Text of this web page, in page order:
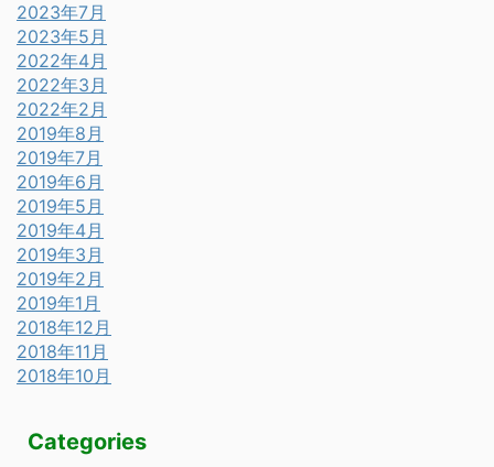
2023年7月
2023年5月
2022年4月
2022年3月
2022年2月
2019年8月
2019年7月
2019年6月
2019年5月
2019年4月
2019年3月
2019年2月
2019年1月
2018年12月
2018年11月
2018年10月
Categories